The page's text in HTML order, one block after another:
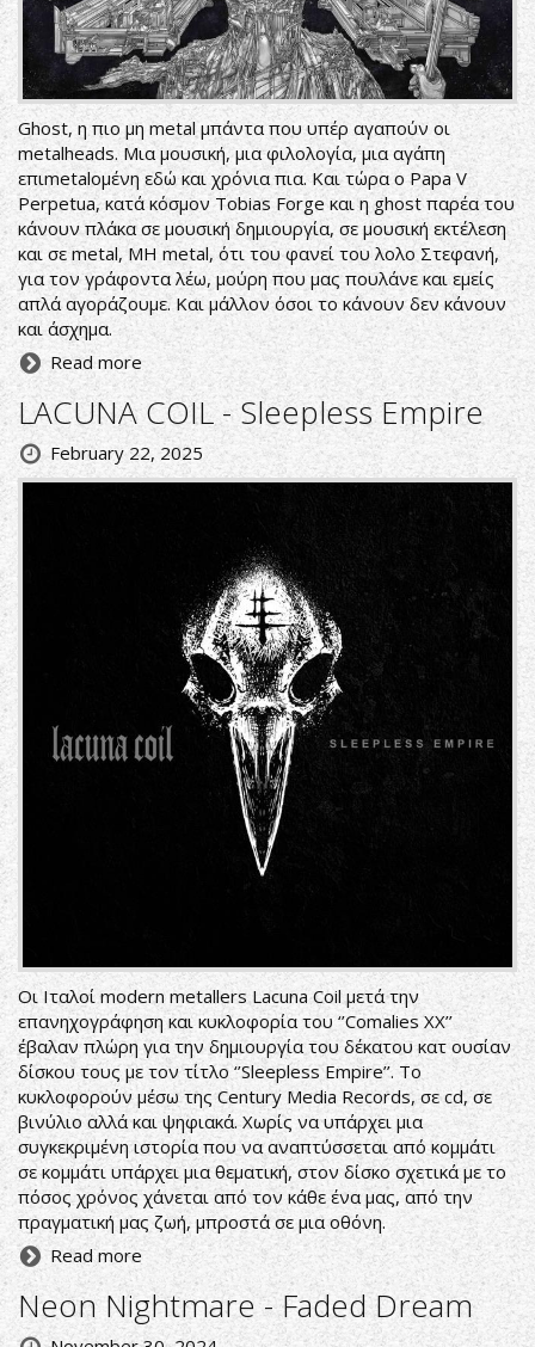
Ghost, η πιο μη metal μπάντα που υπέρ αγαπούν οι
metalheads. Μια μουσική, μια φιλολογία, μια αγάπη
επιmetalομένη εδώ και χρόνια πια. Και τώρα ο Papa V
Perpetua, κατά κόσμον Tobias Forge και η ghost παρέα του
κάνουν πλάκα σε μουσική δημιουργία, σε μουσική εκτέλεση
και σε metal, ΜΗ metal, ότι του φανεί του λολο Στεφανή,
για τον γράφοντα λέω, μούρη που μας πουλάνε και εμείς
απλά αγοράζουμε. Και μάλλον όσοι το κάνουν δεν κάνουν
και άσχημα.
Read more
LACUNA COIL - Sleepless Empire
February 22, 2025
Οι Ιταλοί modern metallers Lacuna Coil μετά την
επανηχογράφηση και κυκλοφορία του ‘’Comalies XX’’
έβαλαν πλώρη για την δημιουργία του δέκατου κατ ουσίαν
δίσκου τους με τον τίτλο ‘’Sleepless Empire’’. Το
κυκλοφορούν μέσω της Century Media Records, σε cd, σε
βινύλιο αλλά και ψηφιακά. Χωρίς να υπάρχει μια
συγκεκριμένη ιστορία που να αναπτύσσεται από κομμάτι
σε κομμάτι υπάρχει μια θεματική, στον δίσκο σχετικά με το
πόσος χρόνος χάνεται από τον κάθε ένα μας, από την
πραγματική μας ζωή, μπροστά σε μια οθόνη.
Read more
Neon Nightmare - Faded Dream